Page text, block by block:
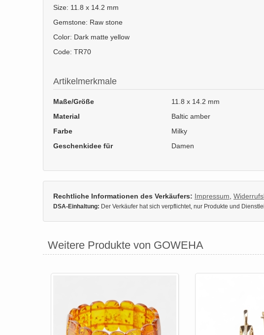
Size: 11.8 x 14.2 mm
Gemstone: Raw stone
Color: Dark matte yellow
Code: TR70
Artikelmerkmale
Maße/Größe
11.8 x 14.2 mm
Material
Baltic amber
Farbe
Milky
Geschenkidee für
Damen
Rechtliche Informationen des Verkäufers: Impressum
DSA-Einhaltung: Der Verkäufer hat sich verpflichtet, nur Produkte und
Weitere Produkte von GOWEHA